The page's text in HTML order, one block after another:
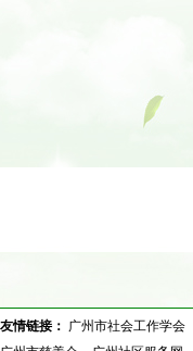
友情链接： 广州市社会工作学会